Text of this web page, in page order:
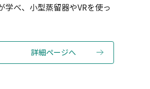
べ、小型蒸留器やVRを使っ
詳細ページへ